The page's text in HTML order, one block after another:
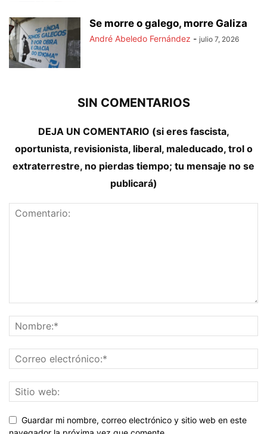
Se morre o galego, morre Galiza
André Abeledo Fernández - julio 7, 2026
SIN COMENTARIOS
DEJA UN COMENTARIO (si eres fascista,
oportunista, revisionista, liberal, maleducado, trol o
extraterrestre, no pierdas tiempo; tu mensaje no se
publicará)
Guardar mi nombre, correo electrónico y sitio web en este